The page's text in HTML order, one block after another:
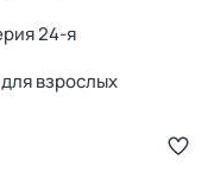
24-я
взрослых